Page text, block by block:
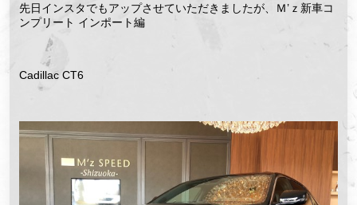
先日インスタでもアップさせていただきましたが、Ｍ’ｚ新車コ
ンプリート インポート編
Cadillac CT6